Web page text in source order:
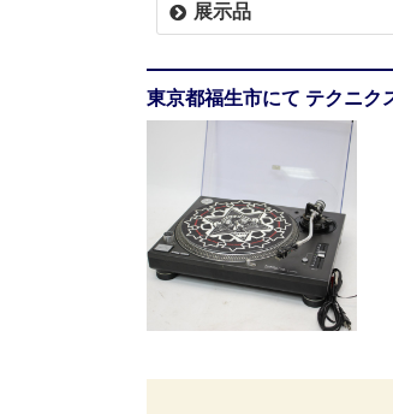
展示品
東京都福生市にて テクニク